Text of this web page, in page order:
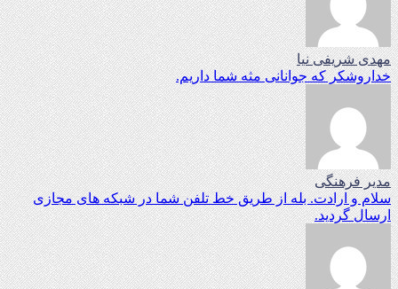
مهدی شریفی نیا
خداروشکر که جوانانی مثه شما داریم.
مدیر فرهنگی
سلام و ارادت. بله از طریق خط تلفن شما در شبکه های مجازی
ارسال گردید.